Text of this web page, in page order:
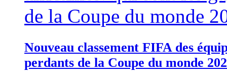
Nouveau classement FIFA des
perdants de la Coupe du monde